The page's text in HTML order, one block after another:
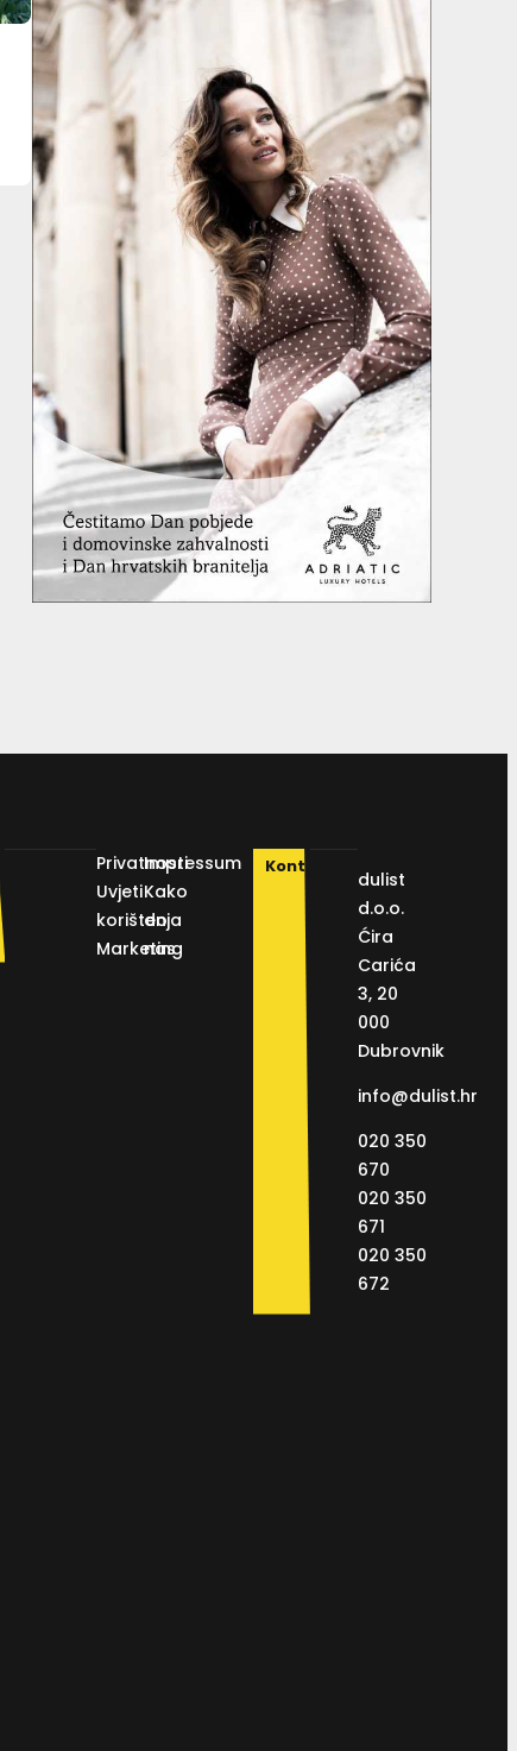
Privatnosti
Uvjeti
korištenja
Marketing
Impressum
Kako
do
nas
Kontakt
dulist
d.o.o.
Ćira
Carića
3, 20
000
Dubrovnik
info@dulist.hr
020 350
670
020 350
671
020 350
672